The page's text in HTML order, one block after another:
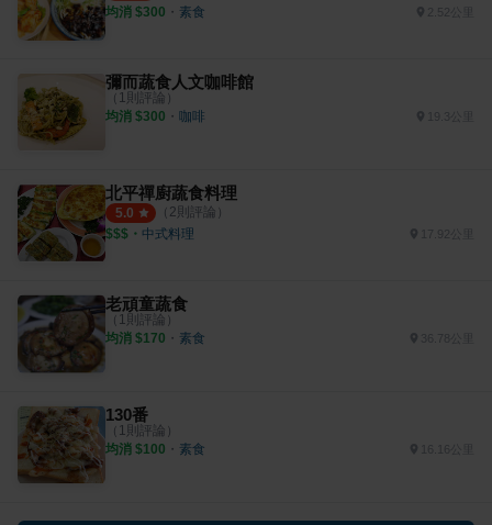
均消 $300 ・ 素食 2.52公里
彌而蔬食人文咖啡館
（ 1 則評論）
均消 $300 ・ 咖啡
北平禪廚蔬食料理
5.0 （ 2則評論）
$$$ ・ 中式料理
老頑童蔬食
（ 1 則評論）
均消 $170 ・ 素食
130番
（ 1 則評論）
均消 $100 ・ 素食